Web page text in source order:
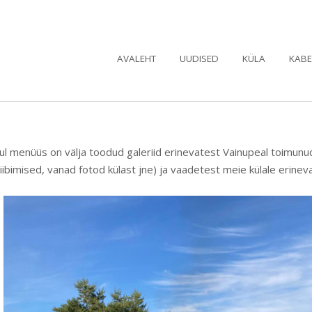
AVALEHT UUDISED KÜLA
menüüs on välja toodud galeriid erinevatest Vainupeal
vanad fotod külast jne) ja vaadetest meie külale